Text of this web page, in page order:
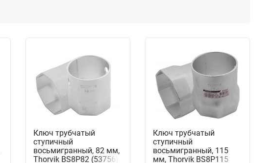
Ключ трубчатый
ступичный
восьмигранный, 82 мм,
Thorvik BS8P82 (53756)
Ключ трубчатый
ступичный
восьмигранный, 115
мм, Thorvik BS8P115